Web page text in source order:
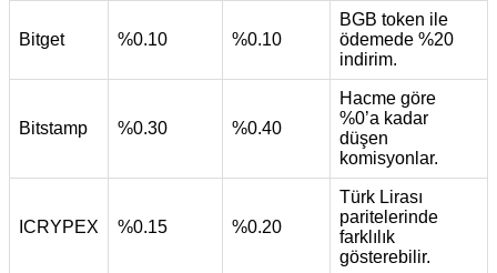
Bitget %0.10 %0.10
BGB token ile
ödemede %20
indirim.
Bitstamp %0.30 %0.40
Hacme göre
%0’a kadar
düşen
komisyonlar.
ICRYPEX %0.15 %0.20
Türk Lirası
paritelerinde
farklılık
gösterebilir.